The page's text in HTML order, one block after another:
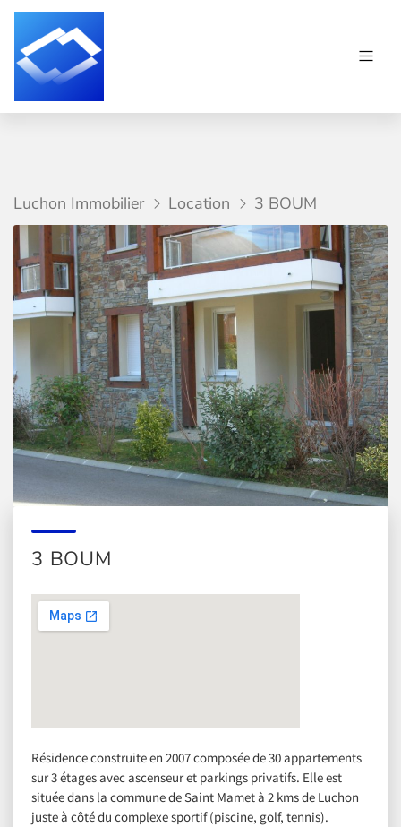
Luchon Immobilier Location 3 BOUM
3 BOUM
Résidence construite en 2007 composée de 30 appartements
sur 3 étages avec ascenseur et parkings privatifs. Elle est
située dans la commune de Saint Mamet à 2 kms de Luchon
juste à côté du complexe sportif (piscine, golf, tennis).